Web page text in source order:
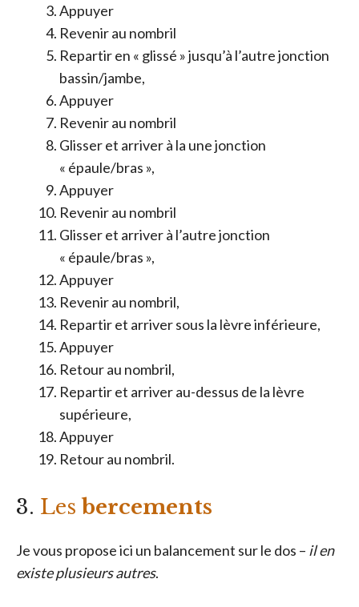
Appuyer
Revenir au nombril
Repartir en « glissé » jusqu’à l’autre jonction
bassin/jambe,
Appuyer
Revenir au nombril
Glisser et arriver à la une jonction
« épaule/bras »,
Appuyer
Revenir au nombril
Glisser et arriver à l’autre jonction
« épaule/bras »,
Appuyer
Revenir au nombril,
Repartir et arriver sous la lèvre inférieure,
Appuyer
Retour au nombril,
Repartir et arriver au-dessus de la lèvre
supérieure,
Appuyer
Retour au nombril.
3. Les bercements
Je vous propose ici un balancement sur le dos – il en
existe plusieurs autres.